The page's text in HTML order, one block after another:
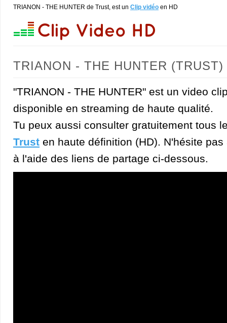
TRIANON - THE HUNTER de Trust, est un Clip vidéo en HD
TRIANON - THE HUNTER (TRUST)
"TRIANON - THE HUNTER" est un video
disponible en streaming de haute qualité.
Tu peux aussi consulter gratuitement tous
Trust en haute définition (HD). N'hésite
à l'aide des liens de partage ci-dessous.